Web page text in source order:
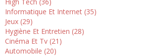
Informatique Et Internet (35)
Jeux (29)
Hygiène Et Entretien (28)
Cinéma Et Tv (21)
Automobile (20)